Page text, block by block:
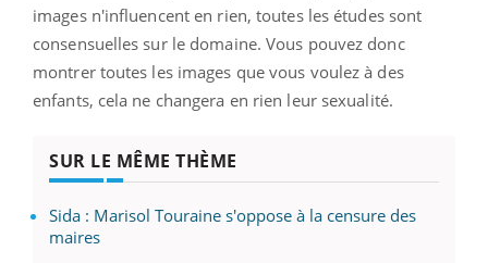
images n'influencent en rien, toutes les études sont
consensuelles sur le domaine. Vous pouvez donc
montrer toutes les images que vous voulez à des
enfants, cela ne changera en rien leur sexualité.
SUR LE MÊME THÈME
Sida : Marisol Touraine s'oppose à la censure des
maires